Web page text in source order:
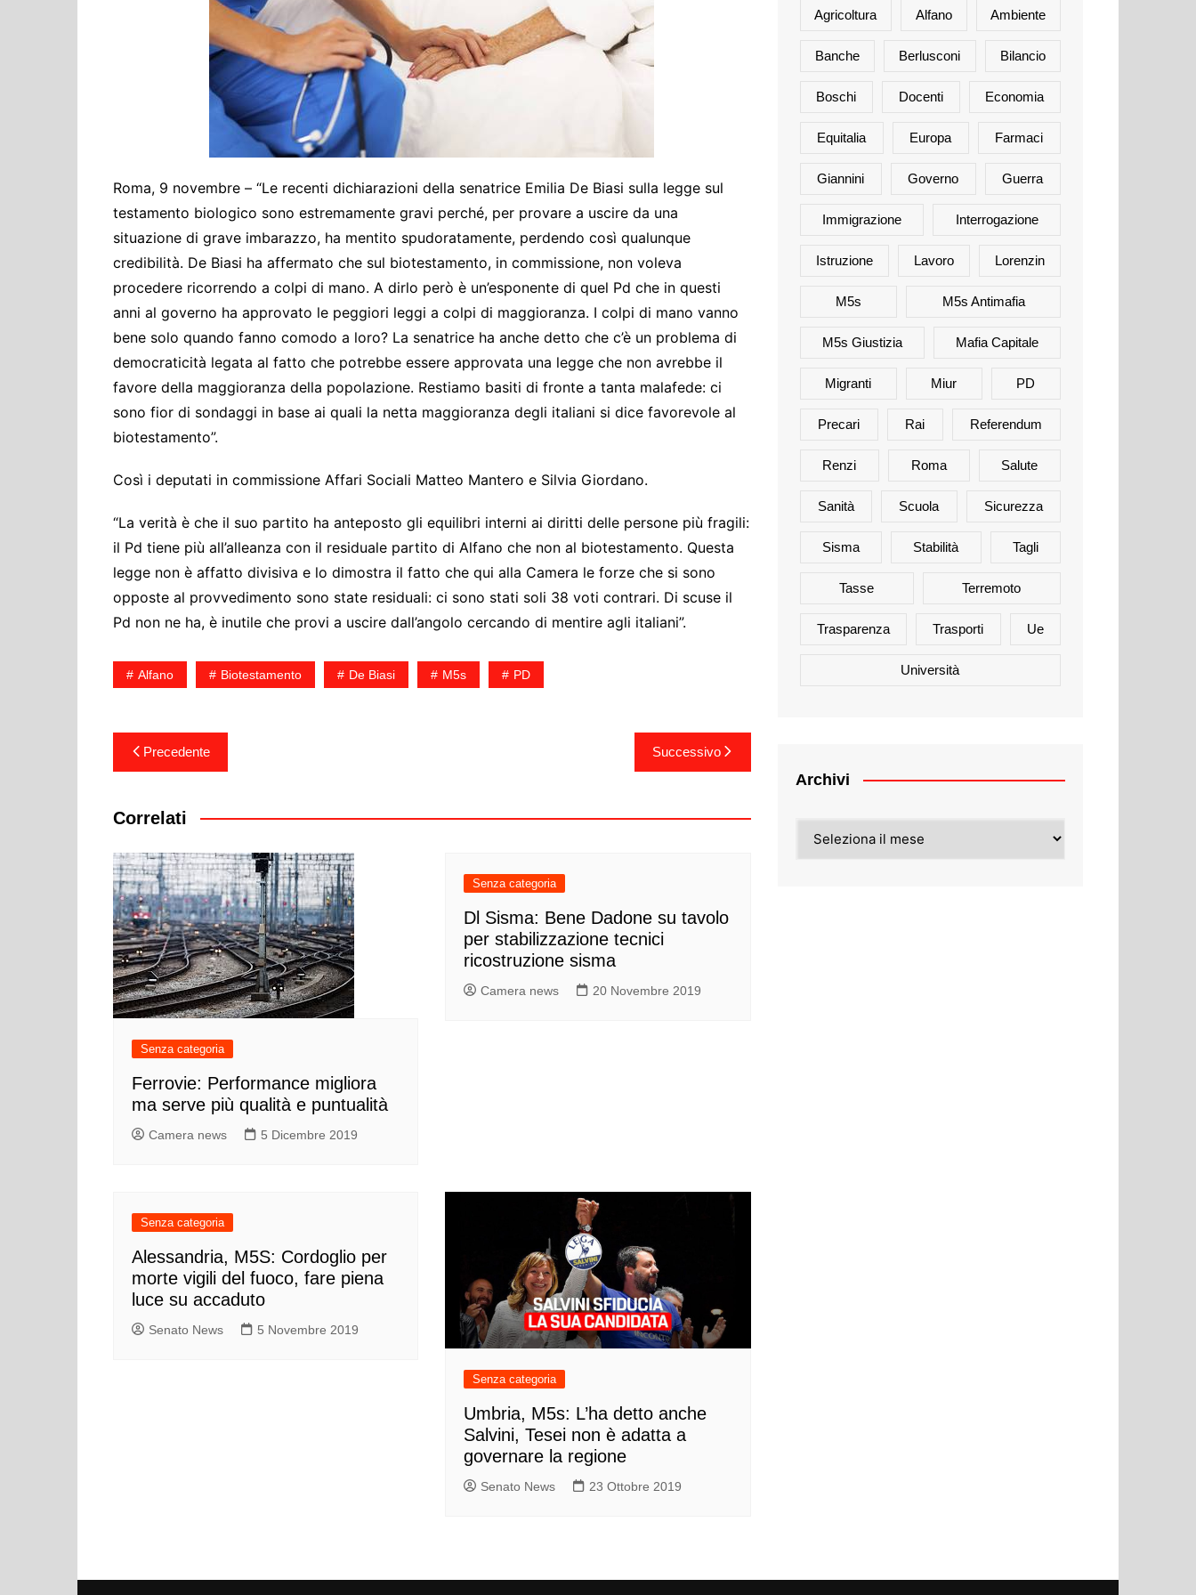
Cultura ed Istruzione
Difesa
Eventi
Finanze e tesoro
Giustizia
Lavori pubblici e Trasporti
Lavoro
Politiche europee
Rifiuti
Roma, 9 novembre – “Le recenti dichiarazioni della senatrice Emilia De Biasi sulla legge sul
testamento biologico sono estremamente gravi perché, per provare a uscire da una
situazione di grave imbarazzo, ha mentito spudoratamente, perdendo così qualunque
credibilità. De Biasi ha affermato che sul biotestamento, in commissione, non voleva
procedere ricorrendo a colpi di mano. A dirlo però è un’esponente di quel Pd che in questi
anni al governo ha approvato le peggiori leggi a colpi di maggioranza. I colpi di mano vanno
bene solo quando fanno comodo a loro? La senatrice ha anche detto che c’è un problema di
democraticità legata al fatto che potrebbe essere approvata una legge che non avrebbe il
favore della maggioranza della popolazione. Restiamo basiti di fronte a tanta malafede: ci
sono fior di sondaggi in base ai quali la netta maggioranza degli italiani si dice favorevole al
biotestamento”.
Così i deputati in commissione Affari Sociali Matteo Mantero e Silvia Giordano.
“La verità è che il suo partito ha anteposto gli equilibri interni ai diritti delle persone più fragili:
il Pd tiene più all’alleanza con il residuale partito di Alfano che non al biotestamento. Questa
legge non è affatto divisiva e lo dimostra il fatto che qui alla Camera le forze che si sono
opposte al provvedimento sono state residuali: ci sono stati soli 38 voti contrari. Di scuse il
Pd non ne ha, è inutile che provi a uscire dall’angolo cercando di mentire agli italiani”.
Alfano Biotestamento De Biasi M5s PD
Navigazione
articoli
Precedente Successivo
Correlati
Senza categoria
Ferrovie: Performance migliora
ma serve più qualità e puntualità
Camera news 5 Dicembre 2019
Senza categoria
Dl Sisma: Bene Dadone su tavolo
per stabilizzazione tecnici
ricostruzione sisma
Camera news 20 Novembre 2019
Senza categoria
Alessandria, M5S: Cordoglio per
morte vigili del fuoco, fare piena
luce su accaduto
Senato News 5 Novembre 2019
Senza categoria
Umbria, M5s: L’ha detto anche
Salvini, Tesei non è adatta a
governare la regione
Senato News 23 Ottobre 2019
Agricoltura Alfano Ambiente
Banche Berlusconi Bilancio
Boschi Docenti Economia
Equitalia Europa Farmaci
Giannini Governo Guerra
Immigrazione Interrogazione
Istruzione Lavoro Lorenzin
M5s M5s Antimafia
M5s Giustizia Mafia Capitale
Migranti Miur PD
Precari Rai Referendum
Renzi Roma Salute
Sanità Scuola Sicurezza
Sisma Stabilità Tagli
Tasse Terremoto
Trasparenza Trasporti Ue
Università
Archivi